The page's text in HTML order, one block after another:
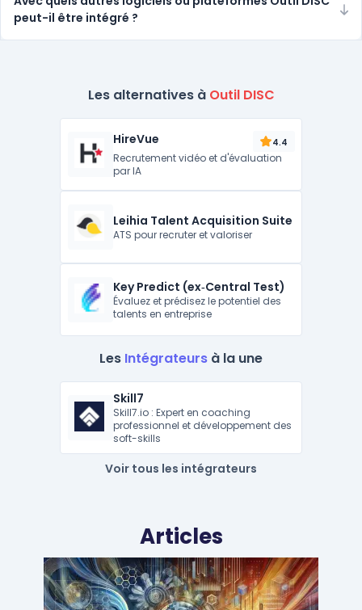
peut-il être intégré ?
Les alternatives à Outil DISC
HireVue 4.4
Recrutement vidéo et d'évaluation
par IA
Leihia Talent Acquisition Suite
ATS pour recruter et valoriser
Key Predict (ex‑Central Test)
Évaluez et prédisez le potentiel des
talents en entreprise
Les Intégrateurs à la une
Skill7
Skill7.io : Expert en coaching
professionnel et développement des
soft-skills
Voir tous les intégrateurs
Articles